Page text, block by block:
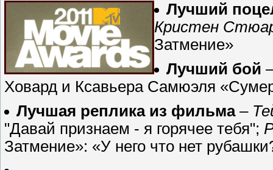
Лучший
Кристен
Затмение»
Лучший бой
Ховард и Ксавьера Самюэля
Лучшая реплика из фильма–
"Давай признаем - я горячее тебя";
Затмение»: «У него что нет